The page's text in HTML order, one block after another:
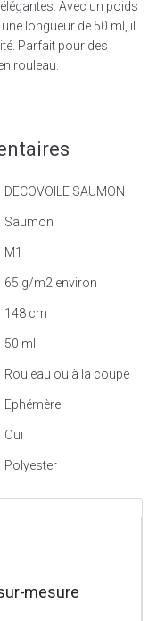
Avec un poids
longueur de 50 ml, il
Parfait pour des
rouleau.
DECOVOILE SAUMON
Saumon
M1
65 g/m2 environ
148 cm
50 ml
Rouleau ou à la coupe
Ephémère
Oui
Polyester
mesure